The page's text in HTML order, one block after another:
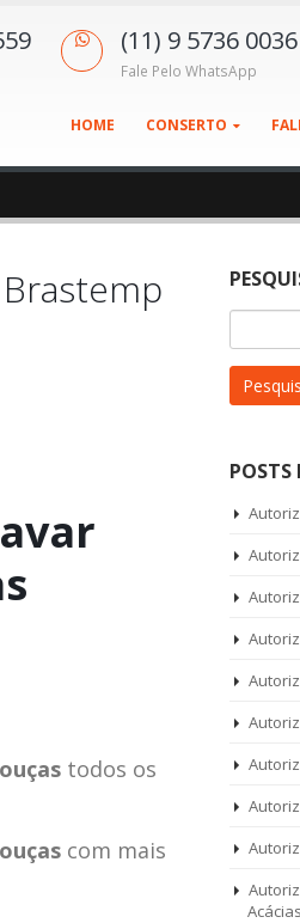
(11) 9 5736 0036
Fale Pelo WhatsApp
HOME CONSERTO
todos os
com mais
por:
POSTS
Acácias